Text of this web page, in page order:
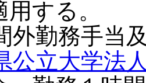
する。
外勤務手当
公立大学法